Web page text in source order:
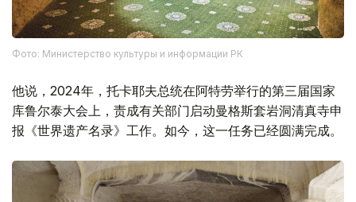
Фото: Министерство культуры и информации РК
他说，2024年，托卡耶夫总统在阿特劳举行的第三届国家
库鲁尔泰大会上，责成有关部门启动曼格斯套岩洞清真寺申
报《世界遗产名录》工作。如今，这一任务已经圆满完成。